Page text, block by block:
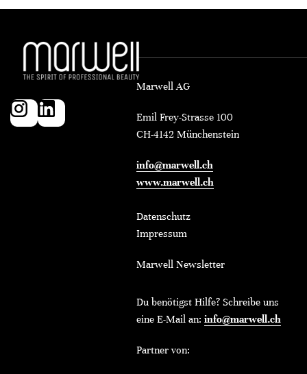
Marwell AG
Emil Frey-Strasse 100
CH-4142 Münchenstein
info@marwell.ch
www.marwell.ch
Datenschutz
Impressum
Marwell Newsletter
Du benötigst Hilfe? Schreibe uns
eine E-Mail an: info@marwell.ch
Partner von: